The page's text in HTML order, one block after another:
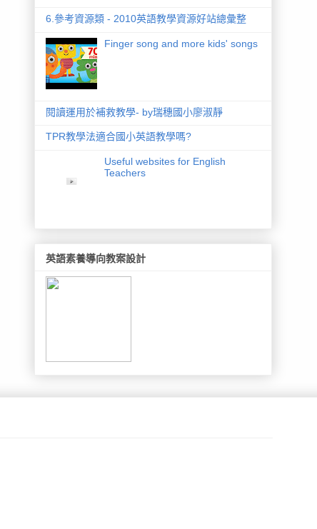
6.參考資源類 - 2010英語教學資源好站總彙整
Finger song and more kids' songs
閱讀運用於補救教學- by瑞穗國小廖淑靜
TPR教學法適合國小英語教學嗎?
Useful websites for English
Teachers
英語素養導向教案設計